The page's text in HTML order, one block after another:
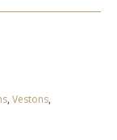
, Vestons,